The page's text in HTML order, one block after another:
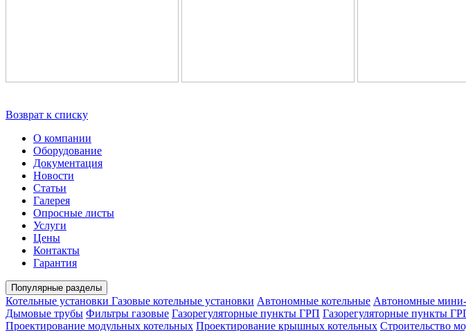
Возврат к списку
О компании
Оборудование
Документация
Новости
Статьи
Галерея
Опросные листы
Услуги
Цены
Контакты
Гарантия
Популярные разделы
Котельные установки Газовые котельные установки Автономные котельные Автономные мини-
Дымовые трубы Фильтры газовые Газорегуляторные пункты ГРП Газорегуляторные пункты
Проектирование модульных котельных Проектирование крышных котельных Строительство